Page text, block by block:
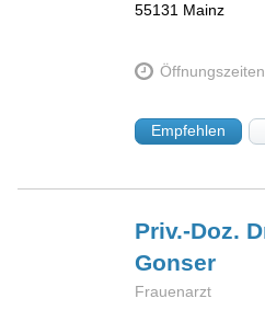
55131 Mainz
Öffnungszeiten
Empfehlen
Priv.-Doz.
Gonser
Frauenarzt